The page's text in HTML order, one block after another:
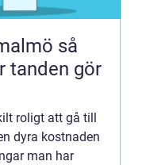
så
tanden gör
roligt att gå till
dyra kostnaden
man har